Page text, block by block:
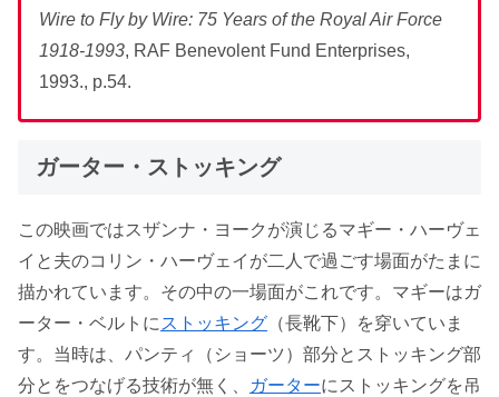
Wire to Fly by Wire: 75 Years of the Royal Air Force
1918-1993, RAF Benevolent Fund Enterprises,
1993., p.54.
ガーター・ストッキング
この映画ではスザンナ・ヨークが演じるマギー・ハーヴェ
イと夫のコリン・ハーヴェイが二人で過ごす場面がたまに
描かれています。その中の一場面がこれです。マギーはガ
ーター・ベルトにストッキング （長靴下）を穿いていま
す。当時は、パンティ（ショーツ）部分とストッキング部
分とをつなげる技術が無く、
ガーターにストッキングを吊